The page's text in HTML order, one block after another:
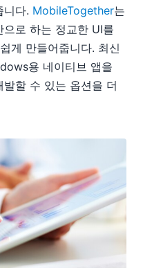
니다. MobileTogether는
로 하는 정교한 UI를
게 만들어줍니다. 최신
용 네이티브 앱을
할 수 있는 옵션을 더